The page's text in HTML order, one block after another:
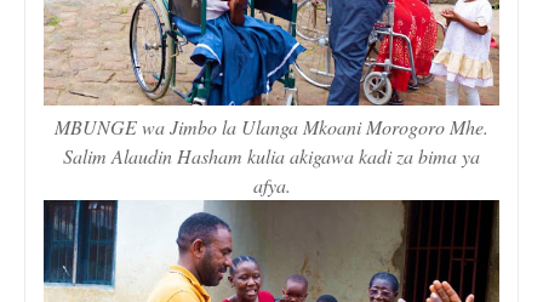
MBUNGE wa Jimbo la Ulanga Mkoani Morogoro Mhe.
Salim Alaudin Hasham kulia akigawa kadi za bima ya
afya.